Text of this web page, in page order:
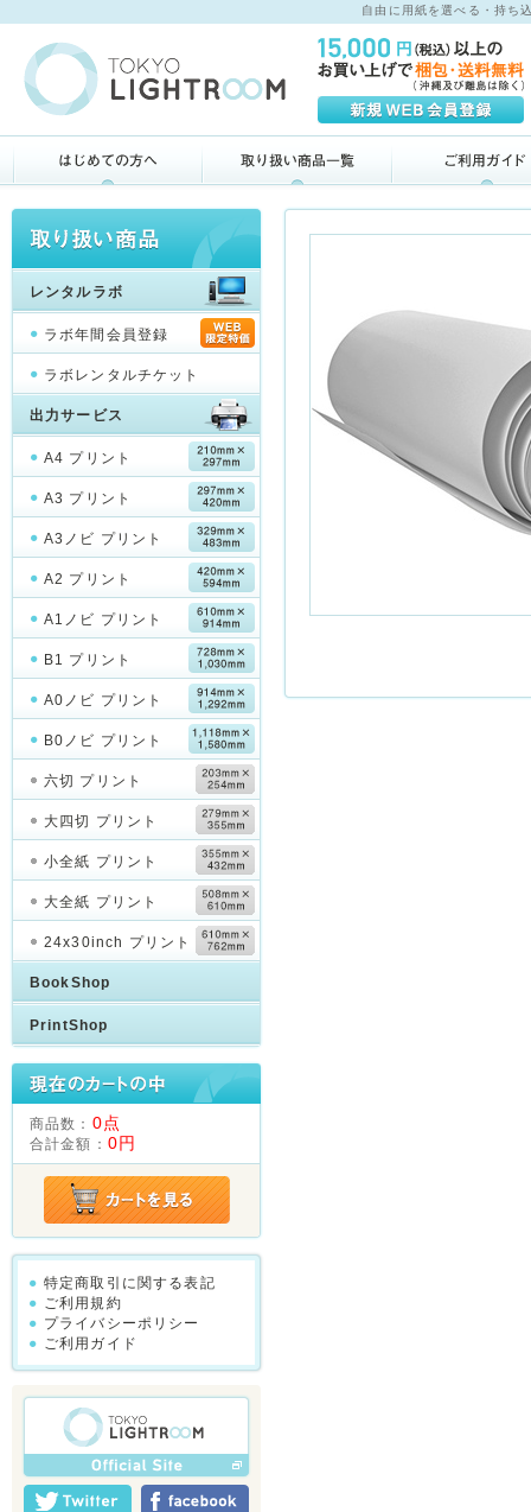
自由に用紙を選べる・持ち
レンタルラボ
ラボ年間会員登録
ラボレンタルチケット
出力サービス
A4 プリント
A3 プリント
A3ノビ プリント
A2 プリント
A1ノビ プリント
B1 プリント
A0ノビ プリント
B0ノビ プリント
六切 プリント
大四切 プリント
小全紙 プリント
大全紙 プリント
24x30inch プリント
BookShop
PrintShop
商品数： 0点
合計金額： 0円
特定商取引に関する表記
ご利用規約
プライバシーポリシー
ご利用ガイド